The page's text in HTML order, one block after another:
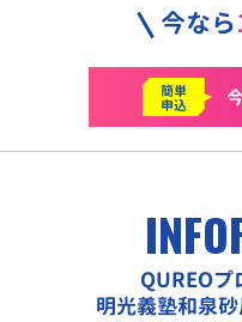
今なら
簡単
申込
QUREOプ
明光義塾和泉